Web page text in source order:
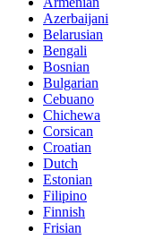
Azerbaijani
Belarusian
Bengali
Bosnian
Bulgarian
Cebuano
Chichewa
Corsican
Croatian
Dutch
Estonian
Filipino
Finnish
Frisian